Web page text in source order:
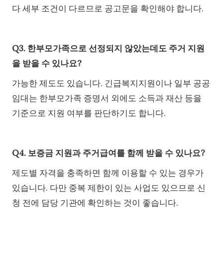
다 세부 조건이 다르므로 공고문을 확인해야 합니다.
Q3. 한부모가족으로 선정되지 않았는데도 주거 지원
을 받을 수 있나요?
가능한 제도도 있습니다. 긴급복지지원이나 일부 공공
임대는 한부모가족 증명서 외에도 소득과 재산 등을
기준으로 지원 여부를 판단하기도 합니다.
Q4. 보증금 지원과 주거급여를 함께 받을 수 있나요?
제도별 자격을 충족하면 함께 이용할 수 있는 경우가
있습니다. 다만 중복 제한이 있는 사업도 있으므로 신
청 전에 담당 기관에 확인하는 것이 좋습니다.